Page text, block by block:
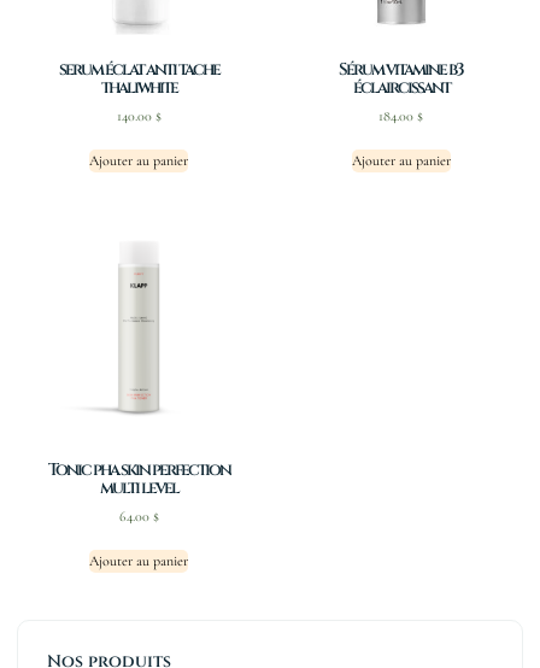
Nos produits
serum éclat anti tache
thaliwhite
140.00 $
Ajouter au panier
Sérum vitamine b3
éclaircissant
184.00$
Ajouter au panier
Tonic pha skin perfection
multi level
64.00 $
Ajouter au panier